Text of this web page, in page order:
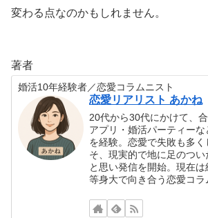
変わる点なのかもしれません。
著者
婚活10年経験者／恋愛コラムニスト
恋愛リアリスト あかね
20代から30代にかけて、
アプリ・婚活パーティー
を経験。恋愛で失敗も多く
そ、現実的で地に足のつ
と思い発信を開始。現在
等身大で向き合う恋愛コラ